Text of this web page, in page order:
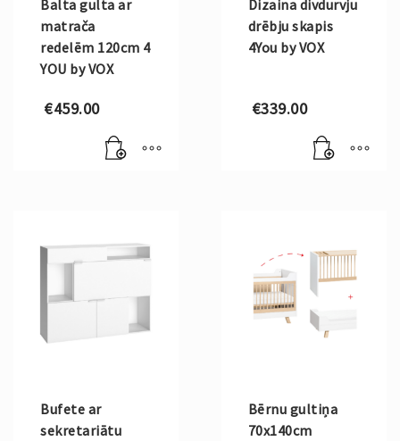
Balta gulta ar
matrača
redelēm 120cm 4
YOU by VOX
€459.00
Dizaina divdurvju
drēbju skapis
4You by VOX
€339.00
Bufete ar
sekretariātu
Bērnu gultiņa
70x140cm